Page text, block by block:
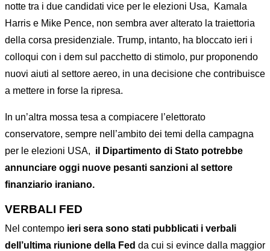
notte tra i due candidati vice per le elezioni Usa, Kamala
Harris e Mike Pence, non sembra aver alterato la traiettoria
della corsa presidenziale. Trump, intanto, ha bloccato ieri i
colloqui con i dem sul pacchetto di stimolo, pur proponendo
nuovi aiuti al settore aereo, in una decisione che contribuisce
a mettere in forse la ripresa.
In un’altra mossa tesa a compiacere l’elettorato
conservatore, sempre nell’ambito dei temi della campagna
per le elezioni USA, il Dipartimento di Stato potrebbe
annunciare oggi nuove pesanti sanzioni al settore
finanziario iraniano.
VERBALI FED
Nel contempo ieri sera sono stati pubblicati i verbali
dell’ultima riunione della Fed da cui si evince dalla maggior